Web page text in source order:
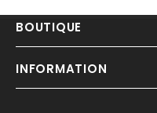
BOUTIQUE
INFORMATION